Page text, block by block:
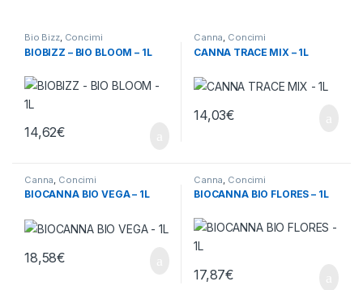
Bio Bizz, Concimi
BIOBIZZ – BIO BLOOM – 1L
14,62€
Canna, Concimi
CANNA TRACE MIX – 1L
14,03€
Canna Concimi
BIOCANNA BIO VEGA – 1L
18,58€
Canna Concimi
BIOCANNA BIO FLORES – 1L
17,87€